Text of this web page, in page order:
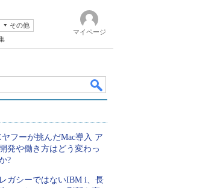
その他
マイページ
フーが挑んだMac導入 ア
発や働き方はどう変わっ
?
ガシーではないIBM i、長